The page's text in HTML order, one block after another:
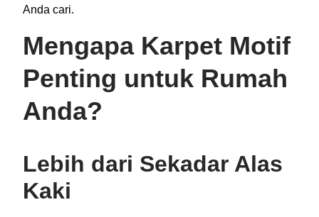
Anda cari.
Mengapa Karpet Motif
Penting untuk Rumah
Anda?
Lebih dari Sekadar Alas
Kaki